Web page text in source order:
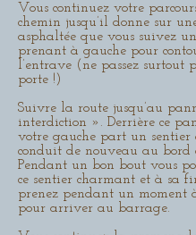
Vous continuez votre
chemin jusqu’il donne sur
asphaltée que vous suivez
prenant à gauche pour
l’entrave (ne passez surtout
porte !)
Suivre la route jusqu’au
interdiction ». Derrière ce
votre gauche part un sentier
conduit de nouveau au bord
Pendant un bon bout vous
ce sentier charmant et à sa
prenez pendant un moment
pour arriver au barrage.